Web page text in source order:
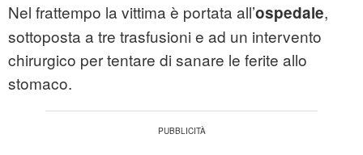
Nel frattempo la vittima è portata all’ospedale,
sottoposta a tre trasfusioni e ad un intervento
chirurgico per tentare di sanare le ferite allo
stomaco.